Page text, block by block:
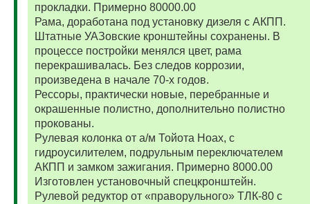
прокладки. Примерно 80000.00
Рама, доработана под установку дизеля с АКПП.
Штатные УАЗовские кронштейны сохранены. В
процессе постройки менялся цвет, рама
перекрашивалась. Без следов коррозии,
произведена в начале 70-х годов.
Рессоры, практически новые, перебранные и
окрашенные полистно, дополнительно полистно
прокованы.
Рулевая колонка от а/м Тойота Ноах, с
гидроусилителем, подрульным переключателем
АКПП и замком зажигания. Примерно 8000.00
Изготовлен установочный спецкронштейн.
Рулевой редуктор от «праворульного» ТЛК-80 с